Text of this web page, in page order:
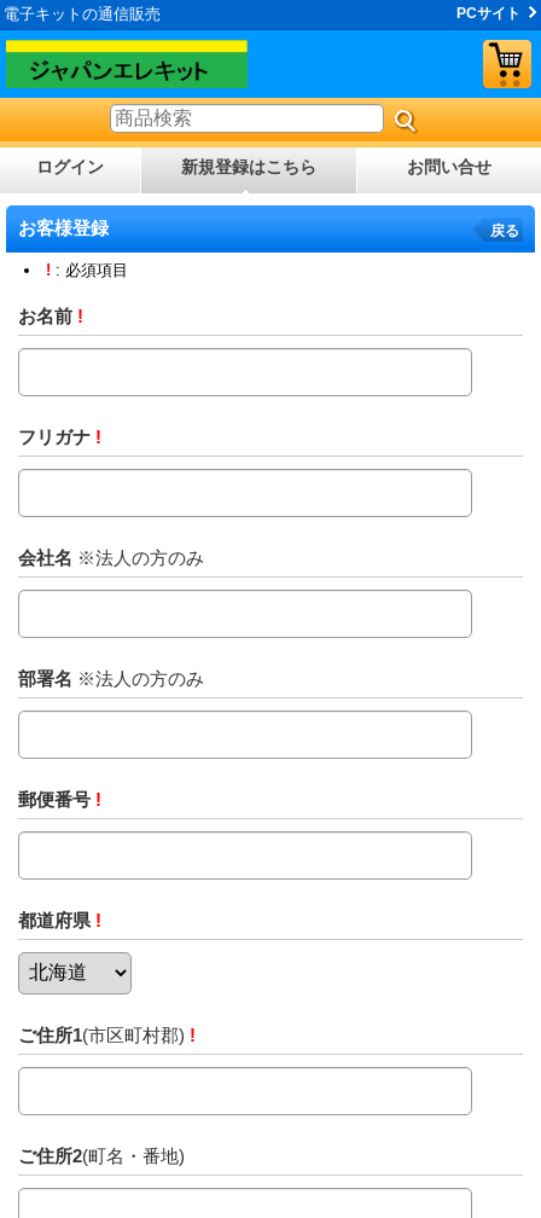
電子キットの通信販売 PCサイト
ログイン 新規登録はこちら お問い合せ
お客様登録 戻る
! : 必須項目
お名前 !
フリガナ !
会社名 ※法人の方のみ
部署名 ※法人の方のみ
郵便番号 !
都道府県 !
ご住所1(市区町村郡) !
ご住所2(町名・番地)